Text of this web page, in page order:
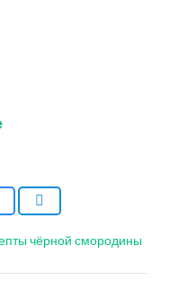
чёрной смородины